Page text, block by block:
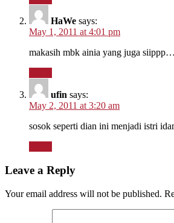
HaWe says:
May 1, 2011 at 4:01 pm
makasih mbk ainia yang juga
ufin says:
May 2, 2011 at 3:20 am
sosok seperti dian ini menjadi istri
Leave a Reply
Your email address will not be published.